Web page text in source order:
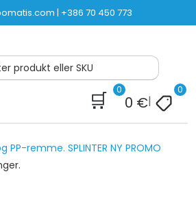
| +386 70 450 773
Tools and Packing Machines
and Free
produkt eller SKU
🛒 0
0 €|
0
PP-remme. SPLINTER NY PROMO